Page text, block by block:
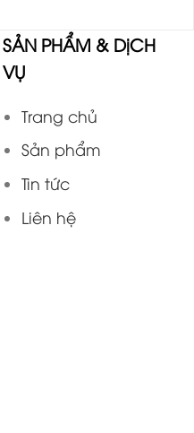
SẢN PHẨM & DịCH
VỤ
Trang chủ
Sản phẩm
Tin tức
Liên hệ